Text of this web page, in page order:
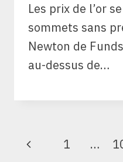
Les prix de l’or
sommets sans
Newton de
au-dessus de…
PAGE
Previous
1 …